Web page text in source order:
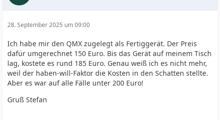
28. September 2025 um 09:00
Ich habe mir den QMX zugelegt als Fertiggerät. Der Preis
dafür umgerechnet 150 Euro. Bis das Gerät auf meinem Tisch
lag, kostete es rund 185 Euro. Genau weiß ich es nicht mehr,
weil der haben-will-Faktor die Kosten in den Schatten stellte.
Aber es war auf alle Fälle unter 200 Euro!
Gruß Stefan